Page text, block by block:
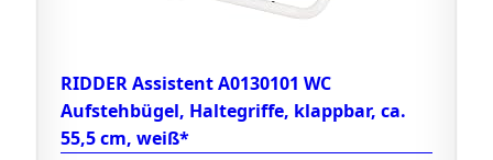
RIDDER Assistent A0130101 WC
Aufstehbügel, Haltegriffe, klappbar, ca.
55,5 cm, weiß*